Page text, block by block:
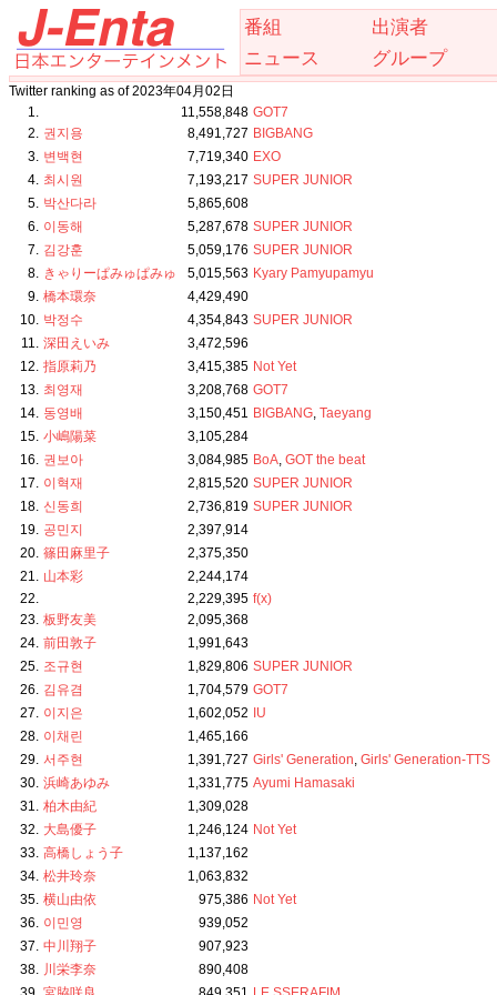
番組
出演者
ニュース
グループ
Twitter ranking as of 2023年04月02日
1.
11,558,848 GOT7
2. 권지용 8,491,727 BIGBANG
3. 변백현 7,719,340 EXO
4. 최시원 7,193,217 SUPER JUNIOR
5. 박산다라
5,865,608
6. 이동해 5,287,678 SUPER JUNIOR
7. 김강훈 5,059,176 SUPER JUNIOR
8. きゃりーぱみゅぱみゅ 5,015,563 Kyary Pamyupamyu
9. 橋本環奈
4,429,490
10. 박정수 4,354,843 SUPER JUNIOR
11. 深田えいみ
3,472,596
12. 指原莉乃 3,415,385 Not Yet
13. 최영재 3,208,768 GOT7
14. 동영배 3,150,451 BIGBANG, Taeyang
15. 小嶋陽菜
3,105,284
16. 권보아 3,084,985 BoA, GOT the beat
17. 이혁재 2,815,520 SUPER JUNIOR
18. 신동희 2,736,819 SUPER JUNIOR
19. 공민지
2,397,914
20. 篠田麻里子
2,375,350
21. 山本彩
2,244,174
22.
2,229,395 f(x)
23. 板野友美
2,095,368
24. 前田敦子
1,991,643
25. 조규현 1,829,806 SUPER JUNIOR
26. 김유겸 1,704,579 GOT7
27. 이지은 1,602,052
IU
28. 이채린
1,465,166
29. 서주현 1,391,727 Girls' Generation, Girls' Generation-TTS
30. 浜崎あゆみ 1,331,775 Ayumi Hamasaki
31. 柏木由紀
1,309,028
32. 大島優子 1,246,124 Not Yet
33. 高橋しょう子
1,137,162
34. 松井玲奈
1,063,832
35. 横山由依 975,386 Not Yet
36. 이민영
939,052
37. 中川翔子
907,923
38. 川栄李奈
890,408